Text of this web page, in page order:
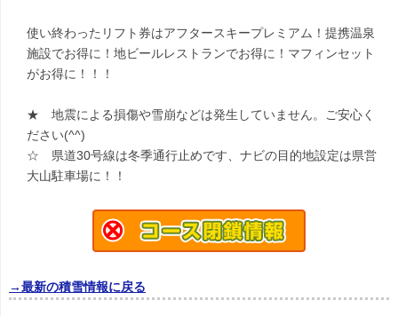
使い終わったリフト券はアフタースキープレミアム！提携温泉
施設でお得に！地ビールレストランでお得に！マフィンセット
がお得に！！！
★ 地震による損傷や雪崩などは発生していません。ご安心く
ださい(^^)
☆ 県道30号線は冬季通行止めです、ナビの目的地設定は県営
大山駐車場に！！
→最新の積雪情報に戻る